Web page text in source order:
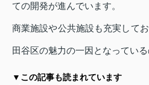
ての開発が進んでいます。
商業施設や公共施設も充実して
田谷区の魅力の一因となっている
▼この記事も読まれています